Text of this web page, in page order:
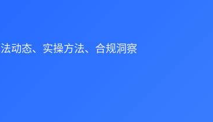
动态、实操方法、合规洞察